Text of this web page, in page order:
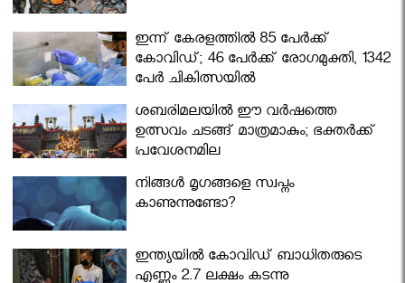
ഇന്ന് കേരളത്തിൽ 85 പേർക്ക്
കോവിഡ്; 46 പേർക്ക് രോഗമുക്തി, 1342
പേർ ചികിത്സയിൽ
ശബരിമലയില്‍ ഈ വർഷത്തെ
ഉത്സവം ചടങ്ങ് മാത്രമാകും; ഭക്തർക്ക്
പ്രവേശനമില്ല
നിങ്ങള്‍ മൃഗങ്ങളെ സ്വപ്നം
കാണുന്നുണ്ടോ?
ഇന്ത്യയിൽ കോവിഡ് ബാധിതരുടെ
എണ്ണം 2.7 ലക്ഷം കടന്നു